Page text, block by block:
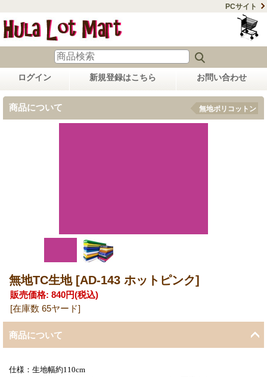
PCサイト
ログイン 新規登録はこちら お問い合わせ
商品について 無地ポリコットン
無地TC生地 [AD-143 ホットピンク]
販売価格: 840円(税込)
[在庫数 65ヤード]
商品について
仕様：生地幅約110cm